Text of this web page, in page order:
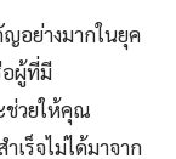
อย่างมากในยุค
ผู้ที่มี
ช่วยให้คุณ
เร็จไม่ได้มาจาก